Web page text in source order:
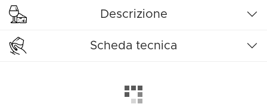
Descrizione
Scheda tecnica